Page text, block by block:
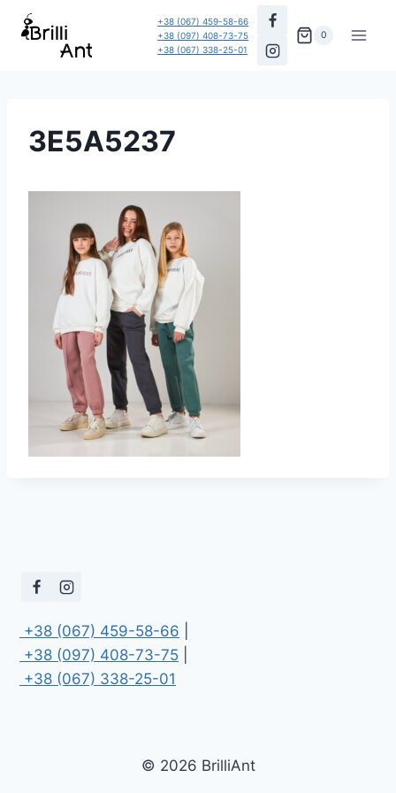
Перейти
+38 (067) 459-58-66
+38 (097) 408-73-75
+38 (067) 338-25-01
0
3E5A5237
+38 (067) 459-58-66
+38 (097) 408-73-75
+38 (067) 338-25-01
© 2026 BrilliAnt